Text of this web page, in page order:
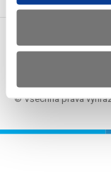
Povinné
© Všechna práva